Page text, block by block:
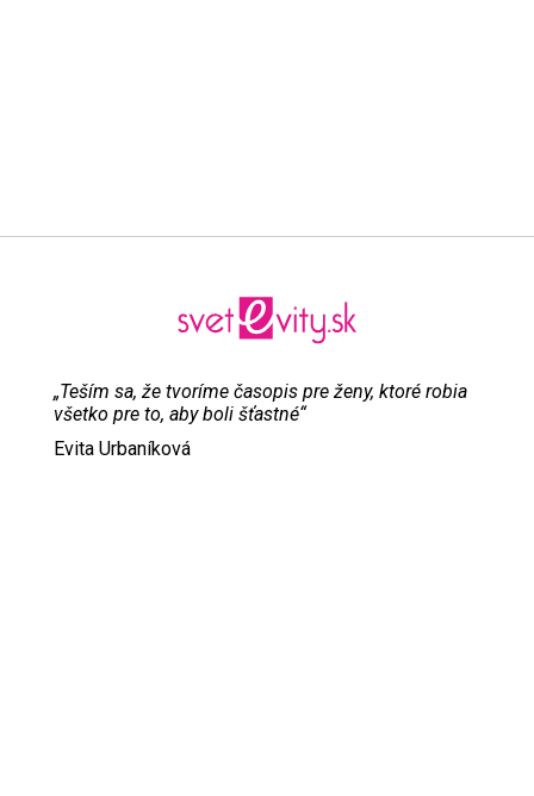
„Teším sa, že tvoríme časopis pre ženy, ktoré robia
všetko pre to, aby boli šťastné“
Evita Urbaníková